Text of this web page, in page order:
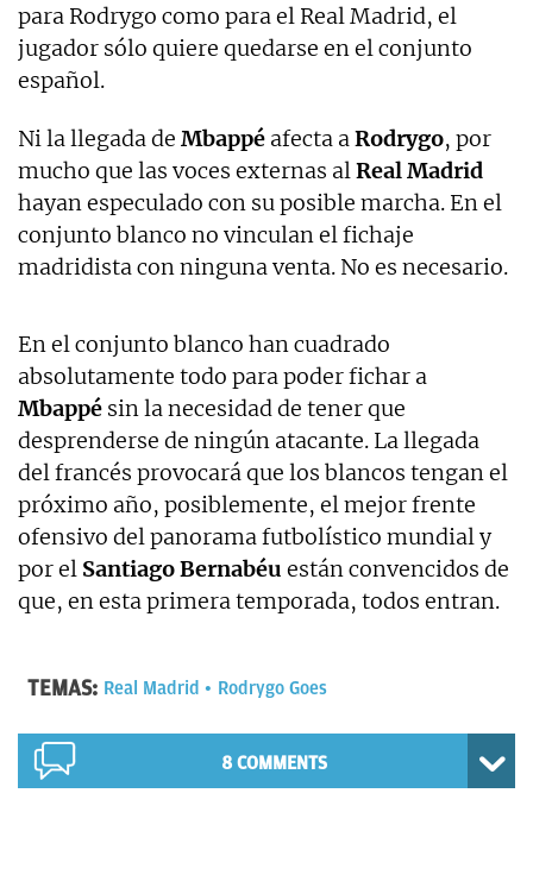
para Rodrygo como para el Real Madrid, el
jugador sólo quiere quedarse en el conjunto
español.
Ni la llegada de Mbappé afecta aRodrygo, por
mucho que las voces externas alReal Madrid
hayan especulado con su posible marcha. En el
conjunto blanco no vinculan el fichaje
madridista con ninguna venta. No es necesario.
En el conjunto blanco han cuadrado
absolutamente todo para poder fichar a
Mbappé sin la necesidad de tener que
desprenderse de ningún atacante. La llegada
del francés provocará que los blancos tengan el
próximo año, posiblemente, el mejor frente
ofensivo del panorama futbolístico mundial y
por el Santiago Bernabéu están convencidos de
que, en esta primera temporada, todos entran.
TEMAS: Real Madrid Rodrygo Goes
8 COMMENTS